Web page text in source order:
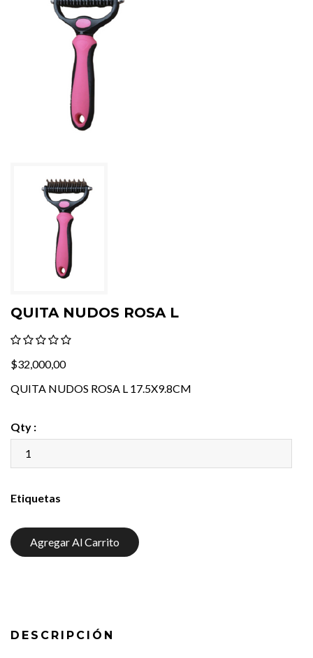
QUITA NUDOS ROSA L
$32,000,00
QUITA NUDOS ROSA L 17.5X9.8CM
Qty :
Etiquetas
Agregar Al Carrito
DESCRIPCIÓN